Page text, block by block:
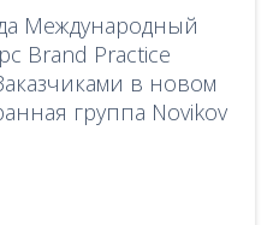
Международный
Brand Practice
в новом
группа Novikov